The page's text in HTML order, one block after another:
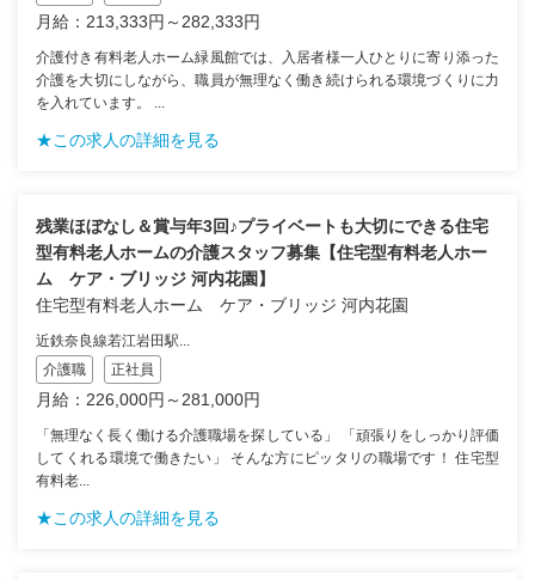
月給：213,333円～282,333円
介護付き有料老人ホーム緑風館では、入居者様一人ひとりに寄り添った
介護を大切にしながら、職員が無理なく働き続けられる環境づくりに力
を入れています。 ...
★この求人の詳細を見る
残業ほぼなし＆賞与年3回♪プライベートも大切にできる住宅
型有料老人ホームの介護スタッフ募集【住宅型有料老人ホー
ム ケア・ブリッジ 河内花園】
住宅型有料老人ホーム ケア・ブリッジ 河内花園
近鉄奈良線若江岩田駅...
介護職
正社員
月給：226,000円～281,000円
「無理なく長く働ける介護職場を探している」 「頑張りをしっかり評価
してくれる環境で働きたい」 そんな方にピッタリの職場です！ 住宅型
有料老...
★この求人の詳細を見る